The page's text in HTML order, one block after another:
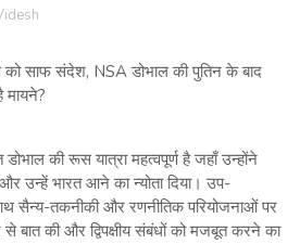
साफ संदेश, NSA डोभाल की पुतिन के बाद
मायने?
डोभाल की रूस यात्रा महत्वपूर्ण है जहाँ उन्होंने
उन्हें भारत आने का न्योता दिया। उप-
सैन्य-तकनीकी और रणनीतिक परियोजनाओं पर
से बात की और द्विपक्षीय संबंधों को मजबूत करने का